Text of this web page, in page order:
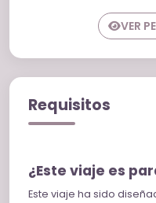
VER
Requisitos
¿Este viaje es
Este viaje ha sido